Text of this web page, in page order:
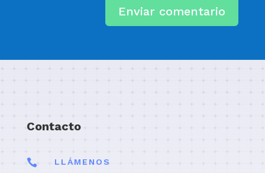
Enviar comentario
Contacto

LLÁMENOS